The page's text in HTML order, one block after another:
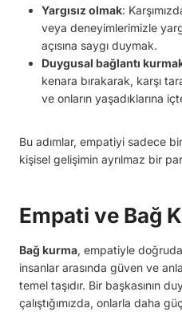
Yargısız olmak:
veya deneyimlerimizle
açısına saygı duymak.
Duygusal bağlantı
kenara bırakarak, karşı
ve onların yaşadıklarına
Bu adımlar, empatiyi sadece
kişisel gelişimin ayrılmaz bir
Empati ve Bağ
Bağ kurma, empatiyle
insanlar arasında güven ve
temel taşıdır. Bir başkasının
çalıştığımızda, onlarla daha